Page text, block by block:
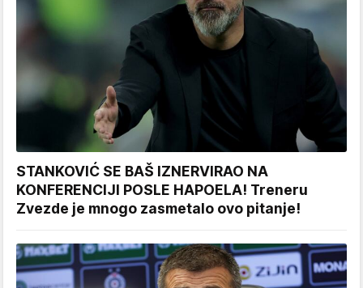
STANKOVIĆ SE BAŠ IZNERVIRAO NA
KONFERENCIJI POSLE HAPOELA! Treneru
Zvezde je mnogo zasmetalo ovo pitanje!